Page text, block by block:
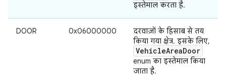
इस्तेमाल करता है.
DOOR 0x06000000
दरवाज़ों के हिसाब से तय
किया गया क्षेत्र. इसके लिए,
VehicleAreaDoor
enum का इस्तेमाल किया
जाता है.